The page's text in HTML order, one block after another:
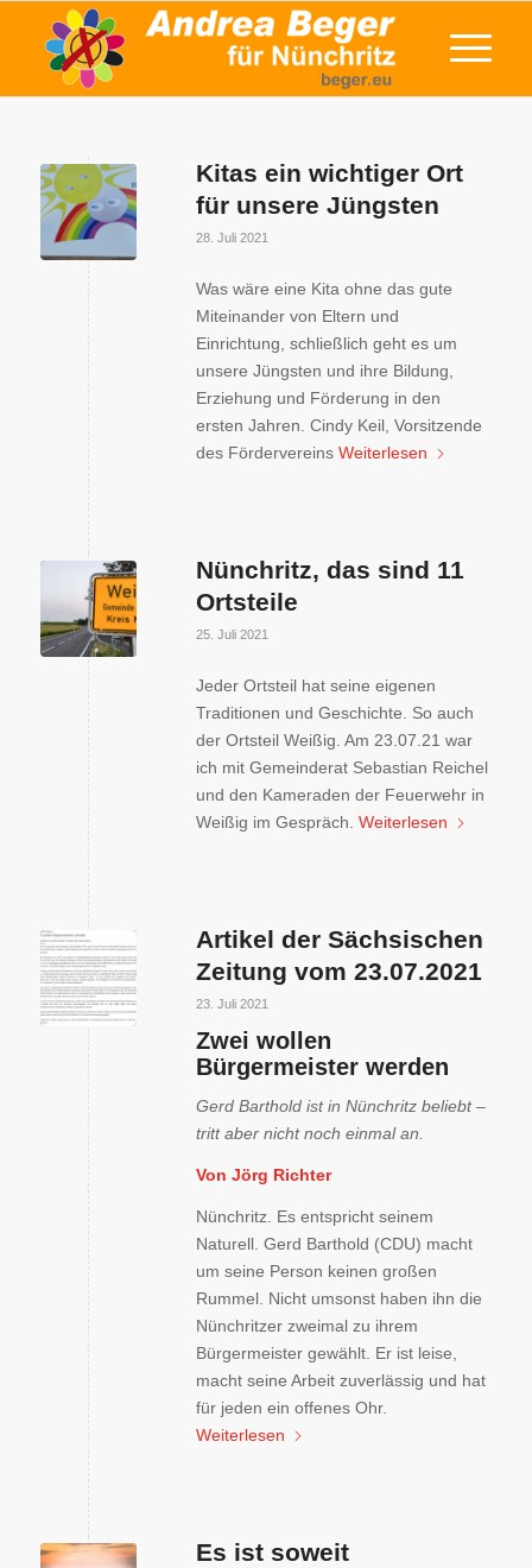
Kitas ein wichtiger Ort
für unsere Jüngsten
28. Juli 2021
Was wäre eine Kita ohne das gute
Miteinander von Eltern und
Einrichtung, schließlich geht es um
unsere Jüngsten und ihre Bildung,
Erziehung und Förderung in den
ersten Jahren. Cindy Keil, Vorsitzende
des Fördervereins Weiterlesen
Nünchritz, das sind 11
Ortsteile
25. Juli 2021
Jeder Ortsteil hat seine eigenen
Traditionen und Geschichte. So auch
der Ortsteil Weißig. Am 23.07.21 war
ich mit Gemeinderat Sebastian Reichel
und den Kameraden der Feuerwehr in
Weißig im Gespräch. Weiterlesen
Artikel der Sächsischen
Zeitung vom 23.07.2021
23. Juli 2021
Zwei wollen
Bürgermeister werden
Gerd Barthold ist in Nünchritz beliebt –
tritt aber nicht noch einmal an.
Von Jörg Richter
Nünchritz. Es entspricht seinem
Naturell. Gerd Barthold (CDU) macht
um seine Person keinen großen
Rummel. Nicht umsonst haben ihn die
Nünchritzer zweimal zu ihrem
Bürgermeister gewählt. Er ist leise,
macht seine Arbeit zuverlässig und hat
für jeden ein offenes Ohr.
Weiterlesen
Es ist soweit